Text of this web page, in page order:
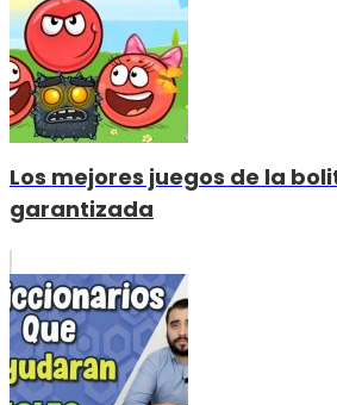
Los mejores juegos de la
garantizada